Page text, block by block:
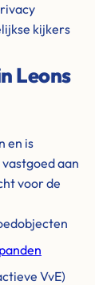
kijkers
Leons
en is
aan
voor de
VvE)